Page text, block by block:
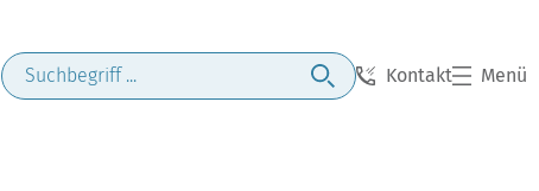
Kontakt Menü